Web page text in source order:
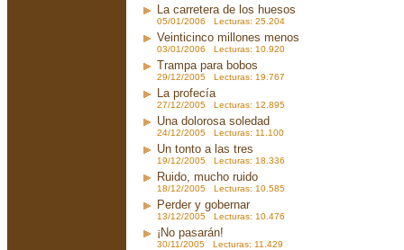
La carretera de los huesos
05/01/2006 Lecturas: 25.204
Veinticinco millones menos
03/01/2006 Lecturas: 10.920
Trampa para bobos
29/12/2005 Lecturas: 19.767
La profecía
27/12/2005 Lecturas: 12.895
Una dolorosa soledad
24/12/2005 Lecturas: 11.100
Un tonto a las tres
19/12/2005 Lecturas: 18.336
Ruido, mucho ruido
18/12/2005 Lecturas: 10.585
Perder y gobernar
13/12/2005 Lecturas: 10.476
¡No pasarán!
30/11/2005 Lecturas: 11.429